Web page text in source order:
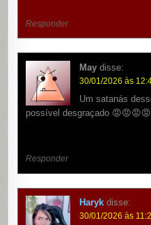
Responder
May disse:
30/01/2026 às
Um satanás
possível desgraçado
Responder
Haryk disse:
30/01/2026 às